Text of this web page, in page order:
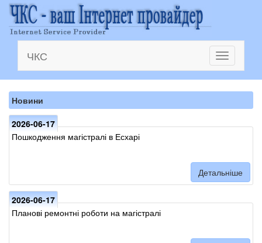
Toggle
navigation
ЧКС
Новини
2026-06-17
Пошкодження магістралі в Есхарі
Детальніше
2026-06-17
Планові ремонтні роботи на магістралі